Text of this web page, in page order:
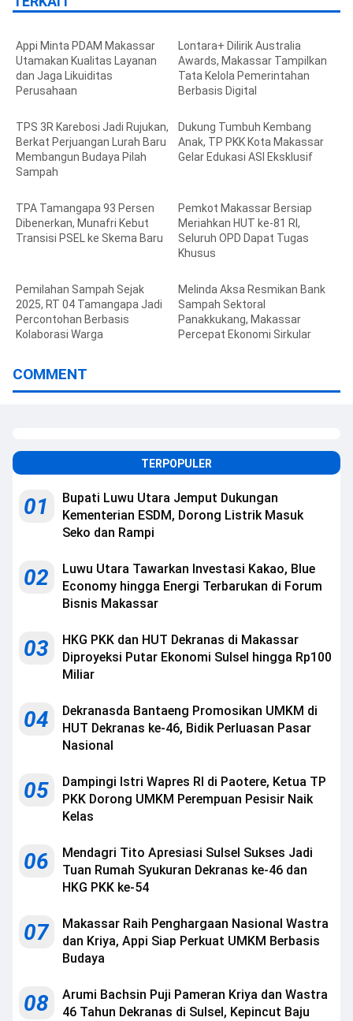
Appi Minta PDAM Makassar
Utamakan Kualitas Layanan
dan Jaga Likuiditas
Perusahaan
Lontara+ Dilirik Australia
Awards, Makassar Tampilkan
Tata Kelola Pemerintahan
Berbasis Digital
TPS 3R Karebosi Jadi Rujukan,
Berkat Perjuangan Lurah Baru
Membangun Budaya Pilah
Sampah
Dukung Tumbuh Kembang
Anak, TP PKK Kota Makassar
Gelar Edukasi ASI Eksklusif
TPA Tamangapa 93 Persen
Dibenerkan, Munafri Kebut
Transisi PSEL ke Skema Baru
Pemkot Makassar Bersiap
Meriahkan HUT ke-81 RI,
Seluruh OPD Dapat Tugas
Khusus
Pemilahan Sampah Sejak
2025, RT 04 Tamangapa Jadi
Percontohan Berbasis
Kolaborasi Warga
Melinda Aksa Resmikan Bank
Sampah Sektoral
Panakkukang, Makassar
Percepat Ekonomi Sirkular
COMMENT
TERPOPULER
01
Bupati Luwu Utara Jemput Dukungan
Kementerian ESDM, Dorong Listrik Masuk
Seko dan Rampi
02
Luwu Utara Tawarkan Investasi Kakao, Blue
Economy hingga Energi Terbarukan di Forum
Bisnis Makassar
03
HKG PKK dan HUT Dekranas di Makassar
Diproyeksi Putar Ekonomi Sulsel hingga Rp100
Miliar
04
Dekranasda Bantaeng Promosikan UMKM di
HUT Dekranas ke-46, Bidik Perluasan Pasar
Nasional
05
Dampingi Istri Wapres RI di Paotere, Ketua TP
PKK Dorong UMKM Perempuan Pesisir Naik
Kelas
06
Mendagri Tito Apresiasi Sulsel Sukses Jadi
Tuan Rumah Syukuran Dekranas ke-46 dan
HKG PKK ke-54
07
Makassar Raih Penghargaan Nasional Wastra
dan Kriya, Appi Siap Perkuat UMKM Berbasis
Budaya
08
Arumi Bachsin Puji Pameran Kriya dan Wastra
46 Tahun Dekranas di Sulsel, Kepincut Baju